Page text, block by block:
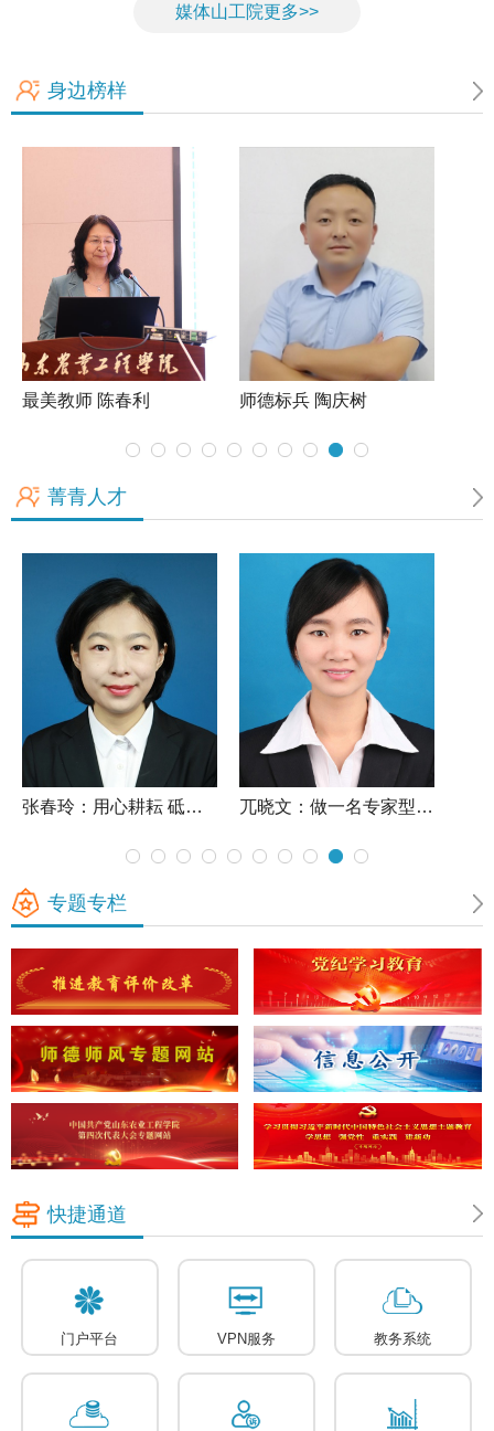
媒体山工院更多>>
身边榜样
最美教师 陈春利 师德标兵 陶庆树
菁青人才
张春玲：用心耕耘 砥砺教育初心 兀晓文：做一名专家型教师
专题专栏
快捷通道
门户平台 VPN服务 教务系统